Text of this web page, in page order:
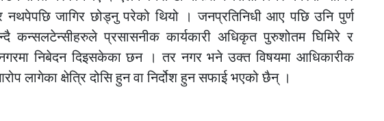
नथपेपछि जागिर छोड्नु परेको थियो । जनप्रतिनिधी आए पछि उनि पुर्ण
कन्सलटेन्सीहरुले प्रसासनीक कार्यकारी अधिकृत पुरुशोतम घिमिरे र
निबेदन दिइसकेका छन । तर नगर भने उक्त विषयमा आधिकारीक
लागेका क्षेत्रि दोसि हुन वा निर्दोश हुन सफाई भएको छैन् ।